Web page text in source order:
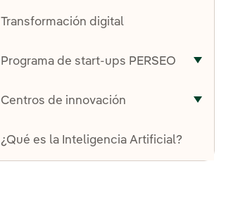
Transformación digital
Programa de start-ups PERSEO
Centros de innovación
¿Qué es la Inteligencia Artificial?